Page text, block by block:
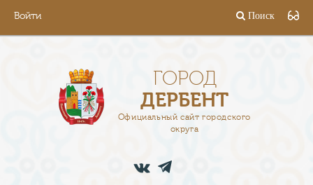
Войти Поиск
ГОРОД
ДЕРБЕНТ
Официальный сайт городского
округа
АДМИНИСТРАЦИЯ